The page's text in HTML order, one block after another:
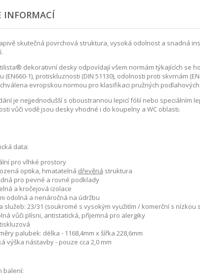
INFORMACÍ
skutečná povrchová struktura, vysoká odolnost a snadná
dekorativní desky odpovídají všem normám týkajících se
(EN660-1), protiskluznosti (DIN 51130), odolnosti proti skvrnám
evropskou normou pro klasifikaci pružných
je nejjednodušší s oboustrannou lepicí fólií nebo speciálním
vůči vodě jsou desky vhodné i do koupelny a WC oblasti.
data:
pro vlhké prostory
optika, hmatatelná dřevěná struktura
pro pevné a rovné podklady
a kročejová izolace
odolná a nenáročná na údržbu
služeb: 23/31 (soukromé s vysokým využitím / komerční s nízkou
vůči plísni, antistatická, příjemná pro alergiky
palubek: délka - 1168,4mm x šířka 228,6mm
výška nástavby - pouze cca 2,0 mm
balení: